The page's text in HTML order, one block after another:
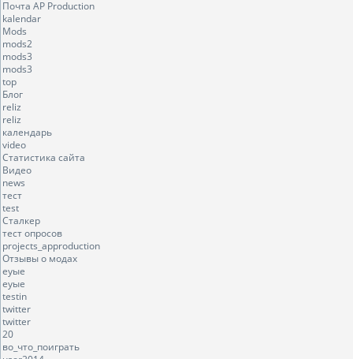
Почта AP Production
kalendar
Mods
mods2
mods3
mods3
top
Блог
reliz
reliz
календарь
video
Статистика сайта
Видео
news
тест
test
Сталкер
тест опросов
projects_approduction
Отзывы о модах
еуые
еуые
testin
twitter
twitter
20
во_что_поиграть